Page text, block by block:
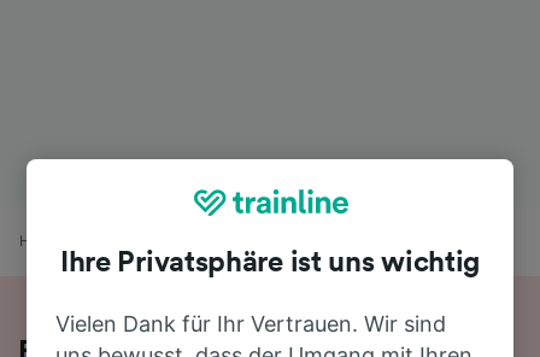
Home
Ihre Privatsphäre ist uns wichtig
Vielen Dank für Ihr Vertrauen. Wir sind